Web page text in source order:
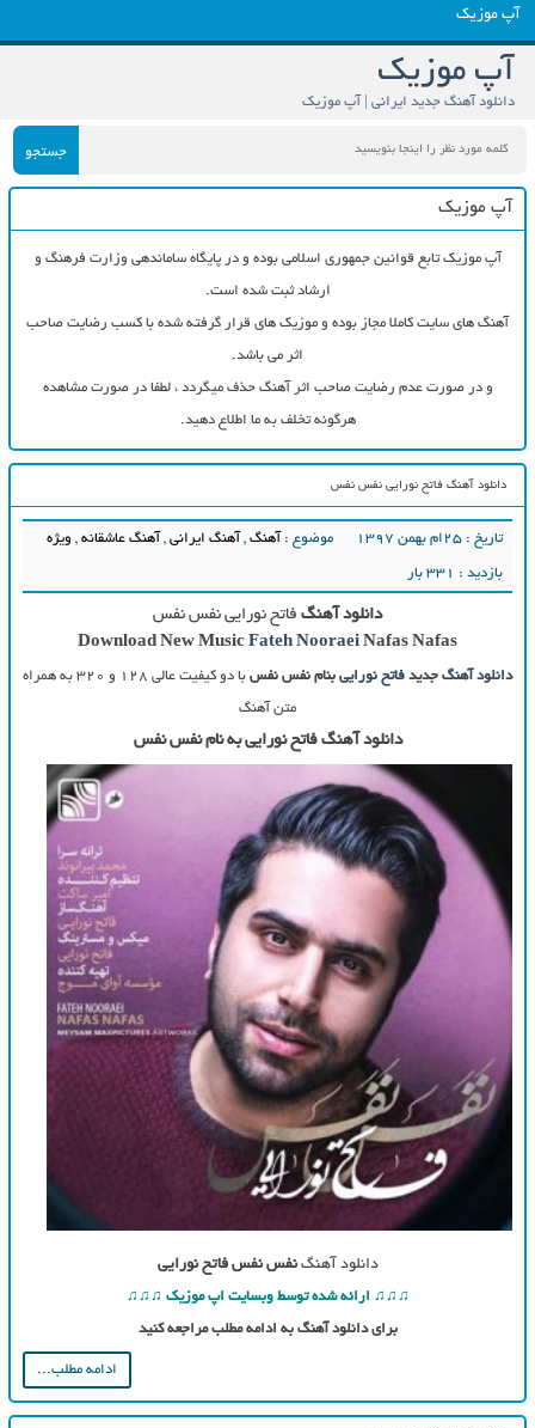
آپ موزیک
آپ موزیک
دانلود آهنگ جدید ایرانی | آپ موزیک
جستجو
آپ موزیک
آپ موزیک تابع قوانین جمهوری اسلامی بوده و در پایگاه ساماندهی وزارت فرهنگ و
ارشاد ثبت شده است.
آهنگ های سایت کاملا مجاز بوده و موزیک های قرار گرفته شده با کسب رضایت صاحب
اثر می باشد.
و در صورت عدم رضایت صاحب اثر آهنگ حذف میگردد ، لطفا در صورت مشاهده
هرگونه تخلف به ما اطلاع دهید.
دانلود آهنگ فاتح نورایی نفس نفس
تاریخ : ۲۵ام بهمن ۱۳۹۷ موضوع : آهنگ, آهنگ ایرانی, آهنگ عاشقانه, ویژه
بازدید : 331 بار
دانلود آهنگ فاتح نورایی نفس نفس
Download New Music Fateh Nooraei Nafas Nafas
دانلود آهنگ جدید فاتح نورایی بنام نفس نفس با دو کیفیت عالی ۱۲۸ و ۳۲۰ به همراه
متن آهنگ
دانلود آهنگ فاتح نورایی به نام نفس نفس
دانلود آهنگنفس نفس فاتح نورایی
♫♫♫ ارائه شده توسط وبسایت اپ موزیک ♫♫♫
برای دانلود آهنگ به ادامه مطلب مراجعه کنید
ادامه مطلب...